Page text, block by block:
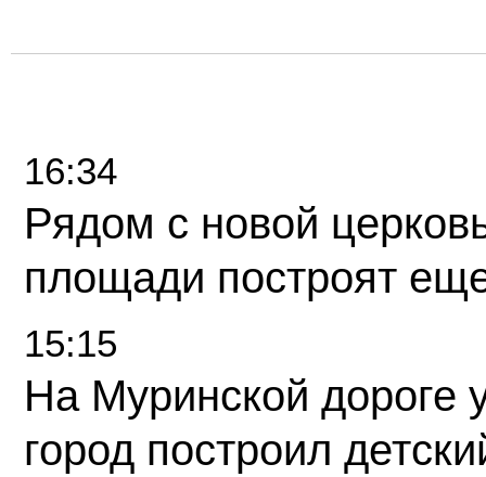
16:34
Рядом с новой
площади построят
15:15
На Муринской дороге
город построил